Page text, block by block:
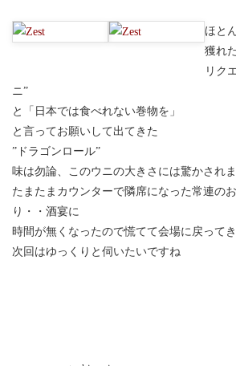
ほと
獲れ
リク
ニ”
と「日本では食べれない巻物を」
と言ってお願いして出てきた
”ドラゴンロール”
味は勿論、このウニの大きさには驚かされま
たまたまカウンターで隣席になった常連の
り・・酒宴に
時間が無くなったので慌てて会場に戻って
次回はゆっくりと伺いたいですね